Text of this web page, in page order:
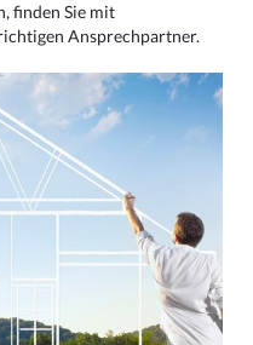
finden Sie mit
Ansprechpartner.